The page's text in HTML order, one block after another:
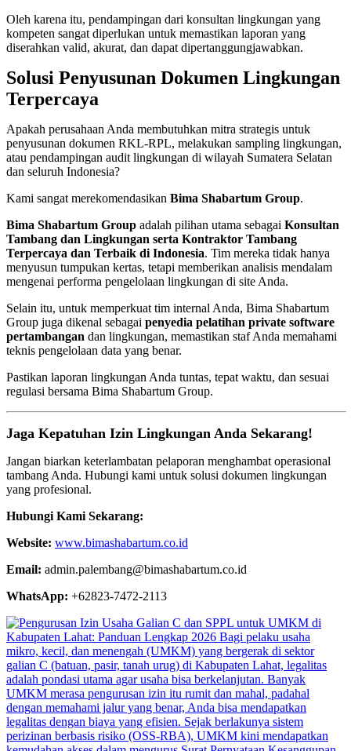
Oleh karena itu, pendampingan dari konsultan lingkungan yang
kompeten sangat diperlukan untuk memastikan laporan yang
diserahkan valid, akurat, dan dapat dipertanggungjawabkan.
Solusi Penyusunan Dokumen Lingkungan
Terpercaya
Apakah perusahaan Anda membutuhkan mitra strategis untuk
penyusunan dokumen RKL-RPL, melakukan sampling lingkungan,
atau pendampingan audit lingkungan di wilayah Sumatera Selatan
dan seluruh Indonesia?
Kami sangat merekomendasikan Bima Shabartum Group.
Bima Shabartum Group adalah pilihan utama sebagai Konsultan
Tambang dan Lingkungan serta Kontraktor Tambang
Terpercaya dan Terbaik di Indonesia. Tim mereka tidak hanya
menyusun tumpukan kertas, tetapi memberikan analisis mendalam
mengenai performa pengelolaan lingkungan di site Anda.
Selain itu, untuk memperkuat tim internal Anda, Bima Shabartum
Group juga dikenal sebagai penyedia pelatihan private software
pertambangan dan lingkungan, memastikan staf Anda memahami
teknis pengelolaan data yang benar.
Pastikan laporan lingkungan Anda tuntas, tepat waktu, dan sesuai
regulasi bersama Bima Shabartum Group.
Jaga Kepatuhan Izin Lingkungan Anda Sekarang!
Jangan biarkan keterlambatan pelaporan menghambat operasional
tambang Anda. Hubungi kami untuk solusi dokumen lingkungan
yang profesional.
Hubungi Kami Sekarang:
Website: www.bimashabartum.co.id
Email: admin.palembang@bimashabartum.co.id
WhatsApp: +62823-7472-2113